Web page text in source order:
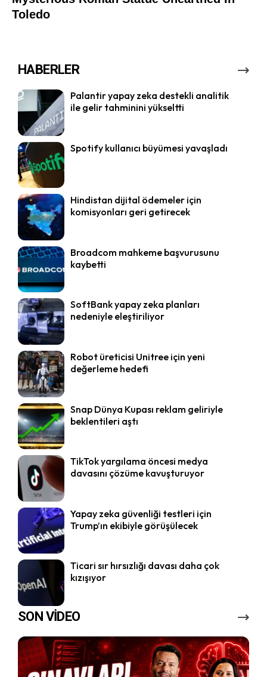
HABERLER
Palantir yapay zeka destekli analitik
ile gelir tahminini yükseltti
Spotify kullanıcı büyümesi yavaşladı
Hindistan dijital ödemeler için
komisyonları geri getirecek
Broadcom mahkeme başvurusunu
kaybetti
SoftBank yapay zeka planları
nedeniyle eleştiriliyor
Robot üreticisi Unitree için yeni
değerleme hedefi
Snap Dünya Kupası reklam geliriyle
beklentileri aştı
TikTok yargılama öncesi medya
davasını çözüme kavuşturuyor
Yapay zeka güvenliği testleri için
Trump’ın ekibiyle görüşülecek
Ticari sır hırsızlığı davası daha çok
kızışıyor
SON VİDEO